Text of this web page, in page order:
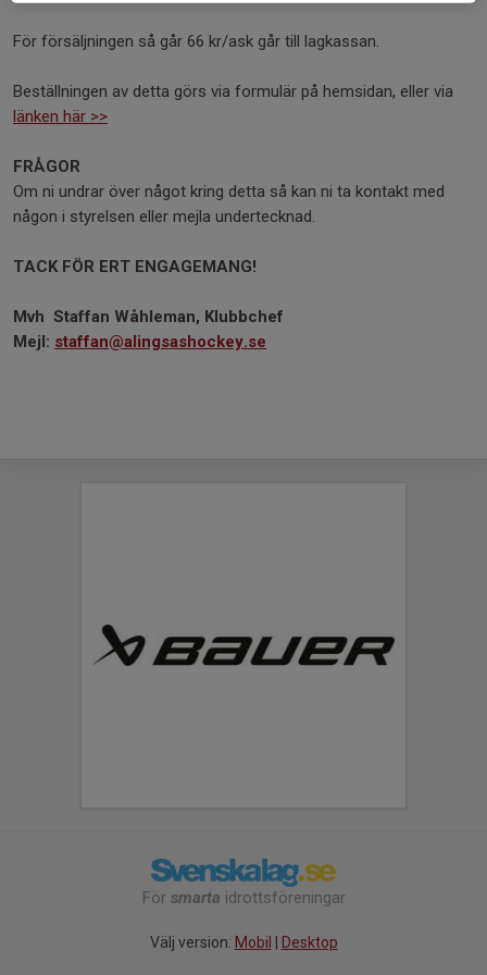
För försäljningen så går 66 kr/ask går till lagkassan.
Beställningen av detta görs via formulär på hemsidan, eller via
länken här >>
FRÅGOR
Om ni undrar över något kring detta så kan ni ta kontakt med
någon i styrelsen eller mejla undertecknad.
TACK FÖR ERT ENGAGEMANG!
Mvh Staffan Wåhleman, Klubbchef
Mejl: staffan@alingsashockey.se
För smarta idrottsföreningar
Välj version: Mobil Desktop